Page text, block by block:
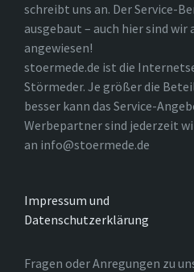
schreibt uns an. Der Service-
ausgebaut – auch hier sind wir
angewiesen!
stoermede.de ist die
Störmeder. Je größer die
besser kann das Service-
Werbepartner sind jederzeit
an info@stoermede.de
Impressum und
Datenschutzerklärung
Fragen oder Anregungen zu